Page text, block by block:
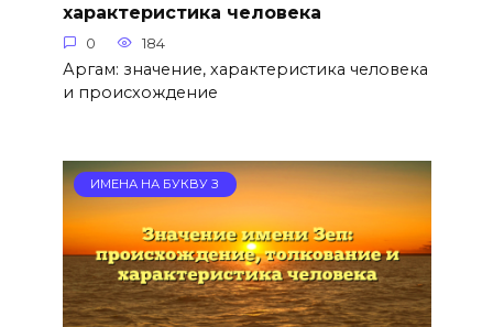
характеристика человека
0 184
Аргам: значение, характеристика человека
и происхождение
ИМЕНА НА БУКВУ З